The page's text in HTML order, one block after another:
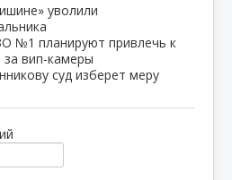
уволили
№1 планируют привлечь к
за вип-камеры
суд изберет меру